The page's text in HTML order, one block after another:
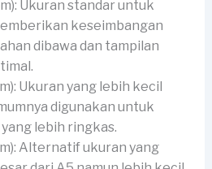
Ukuran standar untuk
keseimbangan
dibawa dan tampilan
Ukuran yang lebih kecil
digunakan untuk
lebih ringkas.
Alternatif ukuran yang